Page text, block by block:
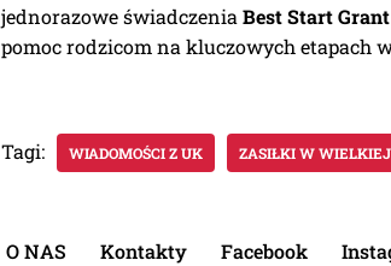
jednorazowe świadczeniaBest Start Grant
pomoc rodzicom na kluczowych etapach
Tagi: WIADOMOŚCI Z UK ZASIŁKI W
O NAS Kontakty Facebook